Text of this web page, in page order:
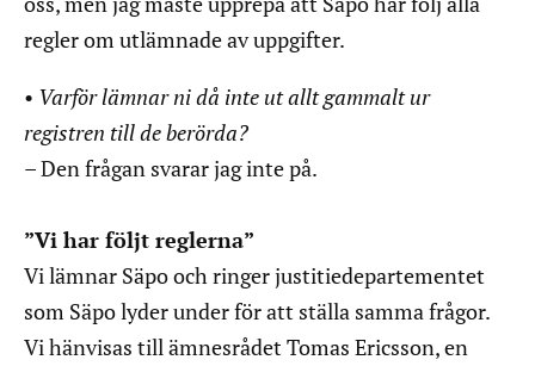
regler om utlämnade av uppgifter.
• Varför lämnar ni då inte ut allt gammalt ur
registren till de berörda?
– Den frågan svarar jag inte på.
”Vi har följt reglerna”
Vi lämnar Säpo och ringer justitiedepartementet
som Säpo lyder under för att ställa samma frågor.
Vi hänvisas till ämnesrådet Tomas Ericsson, en